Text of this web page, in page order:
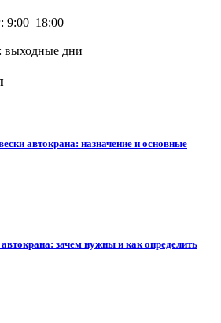
9:00–18:00
выходные дни
автокрана: назначение и основные
зачем нужны и как определить